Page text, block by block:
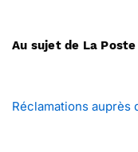
Au sujet de La Poste
Réclamations auprès